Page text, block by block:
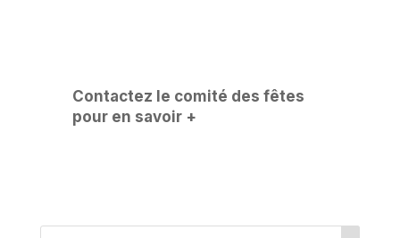
Contactez le comité des fêtes
pour en savoir +